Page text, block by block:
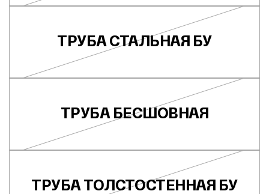
ТРУБА СТАЛЬНАЯ БУ
ТРУБА БЕСШОВНАЯ
ТРУБА ТОЛСТОСТЕННАЯ БУ